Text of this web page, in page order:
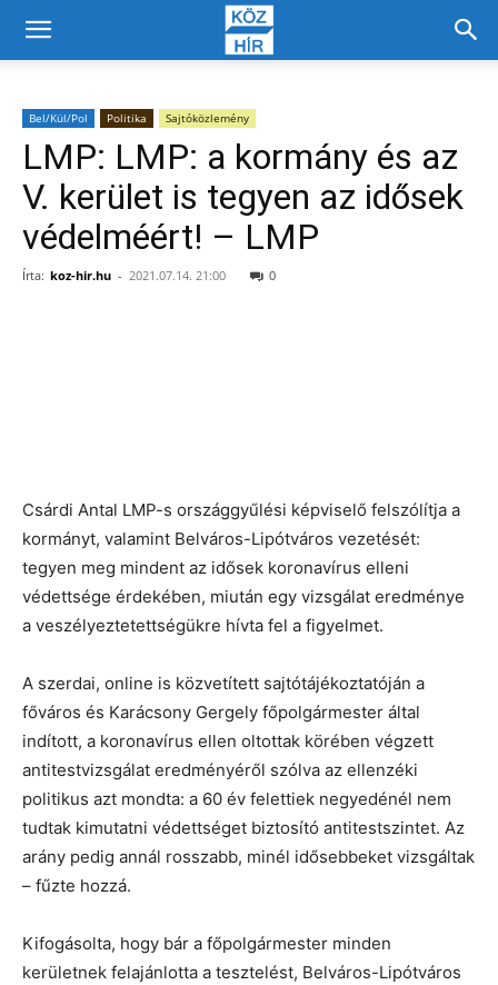
Bel/Kül/Pol Politika Sajtóközlemény
LMP: LMP: a kormány és az
V. kerület is tegyen az idősek
védelméért! – LMP
Írta: koz-hir.hu - 2021.07.14. 21:00 0
Csárdi Antal LMP-s országgyűlési képviselő felszólítja a
kormányt, valamint Belváros-Lipótváros vezetését:
tegyen meg mindent az idősek koronavírus elleni
védettsége érdekében, miután egy vizsgálat eredménye
a veszélyeztetettségükre hívta fel a figyelmet.
A szerdai, online is közvetített sajtótájékoztatóján a
főváros és Karácsony Gergely főpolgármester által
indított, a koronavírus ellen oltottak körében végzett
antitestvizsgálat eredményéről szólva az ellenzéki
politikus azt mondta: a 60 év felettiek negyedénél nem
tudtak kimutatni védettséget biztosító antitestszintet. Az
arány pedig annál rosszabb, minél idősebbeket vizsgáltak
– fűzte hozzá.
Kifogásolta, hogy bár a főpolgármester minden
kerületnek felajánlotta a tesztelést, Belváros-Lipótváros